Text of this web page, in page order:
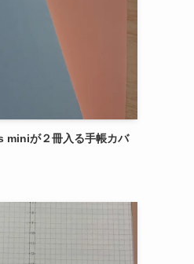
miniが２冊入る手帳カバ